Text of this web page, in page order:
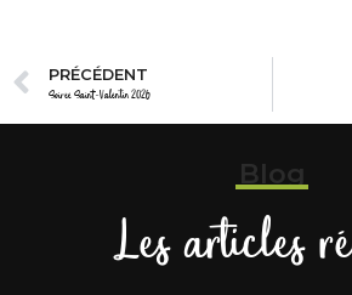
PRÉCÉDENT
Soirée Saint-Valentin 2026
Blog
Les articles